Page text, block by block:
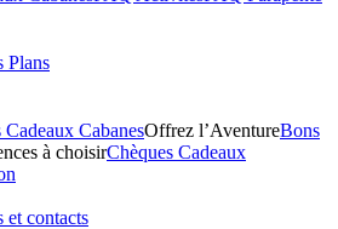
Plans
Cadeaux CabanesOffrez l’AventureBons
à choisirChèques Cadeaux
et contacts